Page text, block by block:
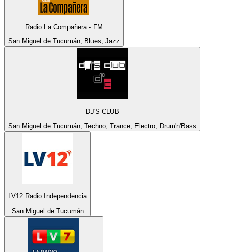
Radio La Compañera - FM
San Miguel de Tucumán, Blues, Jazz
DJ'S CLUB
San Miguel de Tucumán, Techno, Trance, Electro, Drum'n'Bass
LV12 Radio Independencia
San Miguel de Tucumán